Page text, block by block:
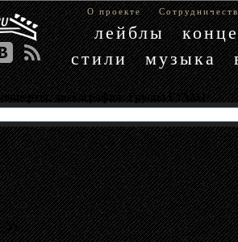
О проекте
лейблы
стили
музыка
дискография. Группа ГУАХО